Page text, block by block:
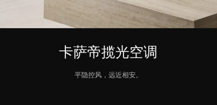
卡萨帝揽光空调
平隐控风，远近相安。